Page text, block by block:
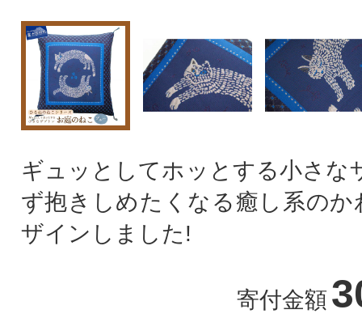
ギュッとしてホッとする小さな
ず抱きしめたくなる癒し系のか
ザインしました!
寄付金額